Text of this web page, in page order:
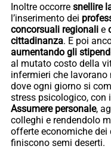
Inoltre occorre snellire
l’inserimento dei
concorsuali regionali e
cittadinanza. E poi
aumentando gli
al mutato costo della
infermieri che lavorano
dove ogni giorno si
stress psicologico, con
Assumere personale,
colleghi e rendendolo
offerte economiche dei
finiscono semi deserti.